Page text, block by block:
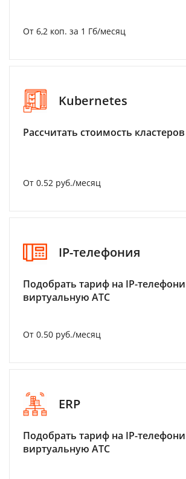
От 6,2 коп. за 1 Гб/месяц
Kubernetes
Рассчитать стоимость
От 0.52 руб./месяц
IP-телефония
Подобрать тариф на IP-
виртуальную АТС
От 0.50 руб./месяц
ERP
Подобрать тариф на IP-
виртуальную АТС